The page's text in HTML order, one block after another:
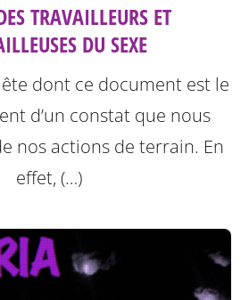
TRAVAILLEURS ET
DU SEXE
dont ce document est le
d’un constat que nous
nos actions de terrain. En
effet, (…)